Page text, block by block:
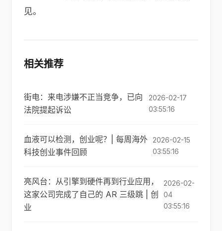
见。
相关推荐
街电：来电涉嫌不正当竞争，已向
法院提起诉讼
2026-02-17
03:55:16
血液可以检测，创业呢？| 每周海外
科技创业事件回顾
2026-02-15
03:55:16
亮风台：从引擎到硬件再到行业应用，
这家公司完成了自己的 AR 三级跳 | 创
业
2026-02-
04
03:55:16